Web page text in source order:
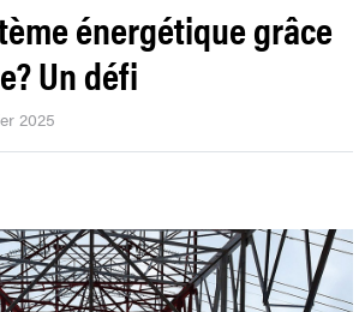
énergétique grâce
Un défi
2025